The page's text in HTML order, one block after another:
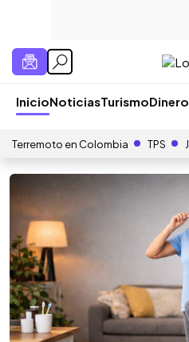
InicioNoticiasTurismo
Terremoto en Colombia TPS